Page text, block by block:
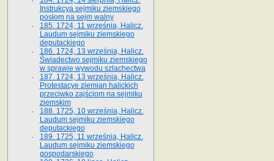
Instrukcya sejmiku ziemskiego
posłom na sejm walny
185. 1724, 11 września, Halicz.
Laudum sejmiku ziemskiego
deputackiego
186. 1724, 13 września, Halicz.
Świadectwo sejmiku ziemskiego
w sprawie wywodu szlachectwa
187. 1724, 13 września, Halicz.
Protestacye ziemian halickich
przeciwko zajściom na sejmiku
ziemskim
188. 1725, 10 września, Halicz.
Laudum sejmiku ziemskiego
deputackiego
189. 1725, 11 września, Halicz.
Laudum sejmiku ziemskiego
gospodarskiego